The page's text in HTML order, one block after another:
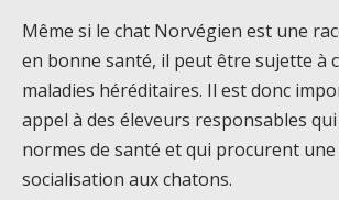
Même si le chat Norvégien est une
en bonne santé, il peut être sujette à
maladies héréditaires. Il est donc
appel à des éleveurs responsables
normes de santé et qui procurent
socialisation aux chatons.